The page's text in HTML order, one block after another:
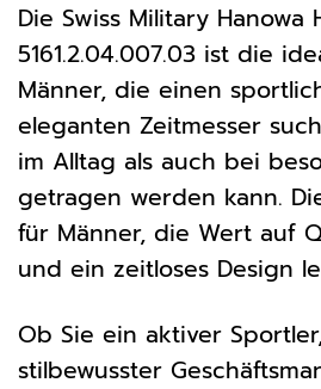
Die Swiss Military
5161.2.04.007.03 ist die
Männer, die einen
eleganten Zeitmesser
im Alltag als auch bei
getragen werden kann.
für Männer, die Wert auf
und ein zeitloses Design
Ob Sie ein aktiver
stilbewusster